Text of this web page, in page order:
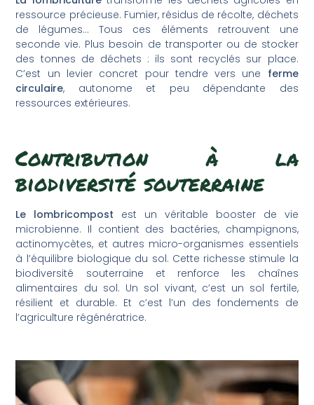
ressource précieuse. Fumier, résidus de récolte, déchets
de légumes… Tous ces éléments retrouvent une
seconde vie. Plus besoin de transporter ou de stocker
des tonnes de déchets : ils sont recyclés sur place.
C’est un levier concret pour tendre vers une ferme
circulaire, autonome et peu dépendante des
ressources extérieures.
Contribution à la
biodiversité souterraine
Le lombricompost est un véritable booster de vie
microbienne. Il contient des bactéries, champignons,
actinomycètes, et autres micro-organismes essentiels
à l’équilibre biologique du sol. Cette richesse stimule la
biodiversité souterraine et renforce les chaînes
alimentaires du sol. Un sol vivant, c’est un sol fertile,
résilient et durable. Et c’est l’un des fondements de
l’agriculture régénératrice.